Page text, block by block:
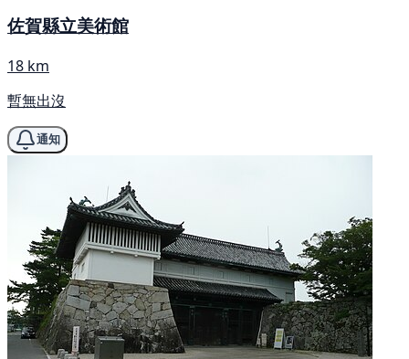
佐賀縣立美術館
18 km
暫無出沒
通知